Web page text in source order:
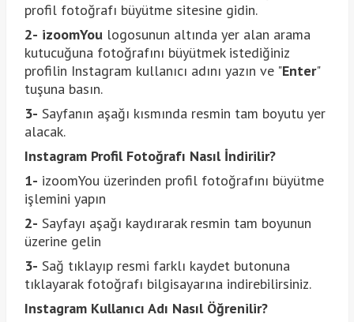
profil fotoğrafı büyütme sitesine gidin.
2- izoomYou logosunun altında yer alan arama
kutucuğuna fotoğrafını büyütmek istediğiniz
profilin Instagram kullanıcı adını yazın ve "Enter"
tuşuna basın.
3- Sayfanın aşağı kısmında resmin tam boyutu yer
alacak.
Instagram Profil Fotoğrafı Nasıl İndirilir?
1- izoomYou üzerinden profil fotoğrafını büyütme
işlemini yapın
2- Sayfayı aşağı kaydırarak resmin tam boyunun
üzerine gelin
3- Sağ tıklayıp resmi farklı kaydet butonuna
tıklayarak fotoğrafı bilgisayarına indirebilirsiniz.
Instagram Kullanıcı Adı Nasıl Öğrenilir?